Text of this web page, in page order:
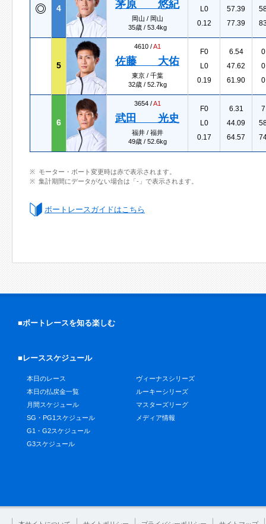
4 茅原 悠紀
岡山 / 岡山
35歳 / 53.4kg
L0
0.12
57.39
77.39
5
4610 /A1
佐藤 大佑
東京 / 千葉
32歳 / 52.7kg
F0
L0
0.19
6.54
47.62
61.90
6
3654 /A1
武田 光史
福井 / 福井
49歳 / 52.6kg
F0
L0
0.17
6.31
44.09
64.57
モーター・ボート変更時は赤で表示されます。
集計期間にデータがない場合は「-」で表示されます。
ボートレースガイドはこちら
■ボートレースを知る楽しむ
■レーススケジュール
本日のレース
本日の払戻金一覧
月間スケジュール
SG・PG1スケジュール
G1・G2スケジュール
G3スケジュール
ヴィーナスシリーズ
ルーキーシリーズ
マスターズリーグ
メディア情報